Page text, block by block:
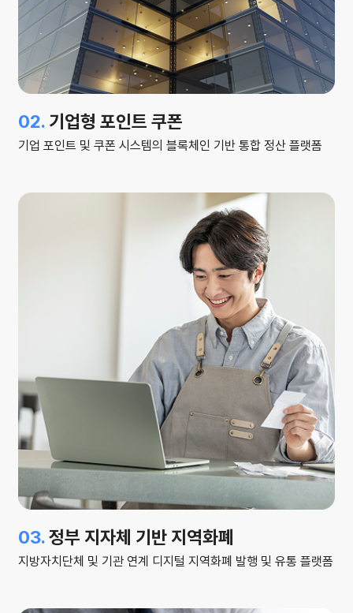
02. 기업형 포인트 쿠폰
기업 포인트 및 쿠폰 시스템의 블록체인 기반 통합 정산 플랫폼
03.정부 지자체 기반 지역화폐
지방자치단체 및 기관 연계 디지털 지역화폐 발행 및 유통 플랫폼